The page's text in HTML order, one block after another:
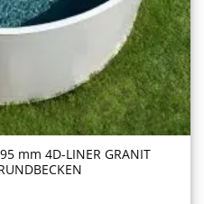
mm 4D-LINER GRANIT